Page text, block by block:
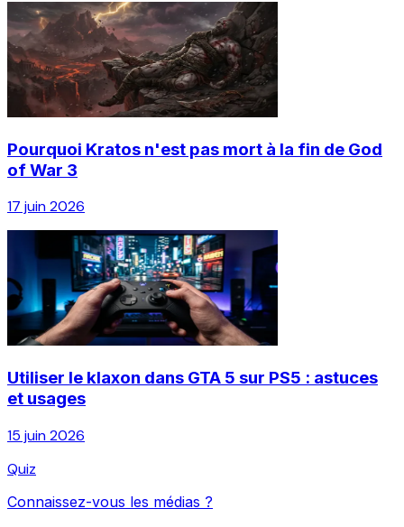
Pourquoi Kratos n'est pas mort à la fin de God
of War 3
17 juin 2026
Utiliser le klaxon dans GTA 5 sur PS5 : astuces
et usages
15 juin 2026
Quiz
Connaissez-vous les médias ?